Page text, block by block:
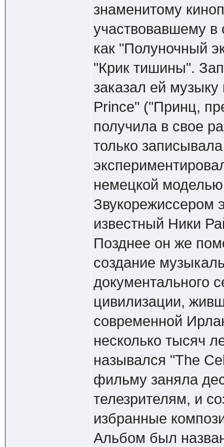
знаменитому
участвовавшему в
как "Полуночный
"Крик тишины".
заказал ей
Prince" ("Принц,
получила в свое
только
немецкой
Звукорежиссером
известный Ники
Позднее он же
создание
документального
цивилизации,
современной
несколько тысяч
назывался "The
фильму заняла
телезрителям, и
избранные
Альбом был